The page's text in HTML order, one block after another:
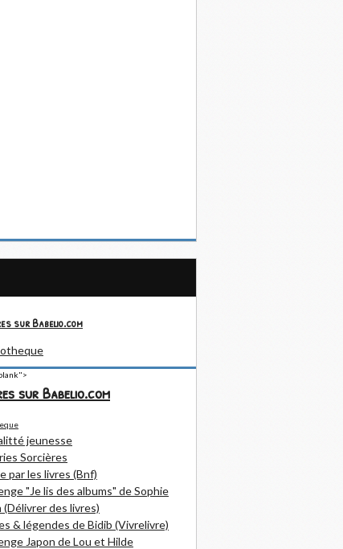
sur Babelio.com
sur Babelio.com
jeunesse
Sorcières
par les livres (Bnf)
"Je lis des albums" de Sophie
(Délivrer des livres)
& légendes de Bidib (Vivrelivre)
Japon de Lou et Hilde